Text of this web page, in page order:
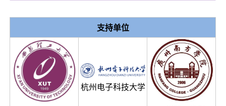
支持单位
杭州电子科技大学